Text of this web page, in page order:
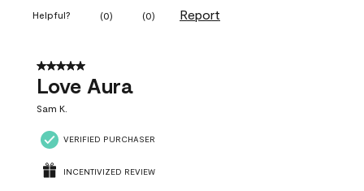
Helpful? (0) (0) Report
5 out of 5 stars.
Love Aura
Sam K.
VERIFIED PURCHASER
INCENTIVIZED REVIEW